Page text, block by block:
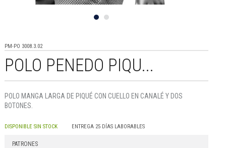
PM-PO 3008.3.02
POLO PENEDO PIQU...
POLO MANGA LARGA DE PIQUÉ CON CUELLO EN CANALÉ Y DOS
BOTONES.
DISPONIBLE SIN STOCK ENTREGA 25 DÍAS LABORABLES
PATRONES